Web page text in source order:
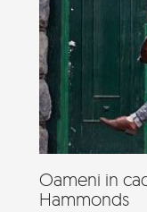
Oameni in
Hammonds